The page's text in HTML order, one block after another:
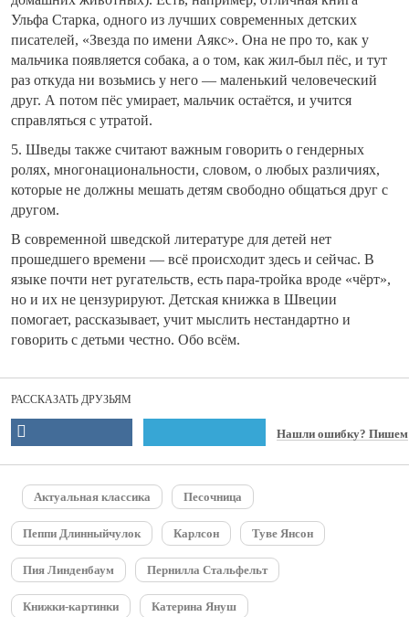
Ульфа Старка, одного из лучших современных детских
писателей, «Звезда по имени Аякс». Она не про то, как у
мальчика появляется собака, а о том, как жил-был пёс, и тут
раз откуда ни возьмись у него — маленький человеческий
друг. А потом пёс умирает, мальчик остаётся, и учится
справляться с утратой.
5. Шведы также считают важным говорить о гендерных
ролях, многонациональности, словом, о любых различиях,
которые не должны мешать детям свободно общаться друг с
другом.
В современной шведской литературе для детей нет
прошедшего времени — всё происходит здесь и сейчас. В
языке почти нет ругательств, есть пара-тройка вроде «чёрт»,
но и их не цензурируют. Детская книжка в Швеции
помогает, рассказывает, учит мыслить нестандартно и
говорить с детьми честно. Обо всём.
РАССКАЗАТЬ ДРУЗЬЯМ
Нашли ошибку? Пишем
Актуальная классика Песочница
Пеппи Длинныйчулок Карлсон Туве Янсон
Пия Линденбаум Пернилла Стальфельт
Книжки-картинки Катерина Януш